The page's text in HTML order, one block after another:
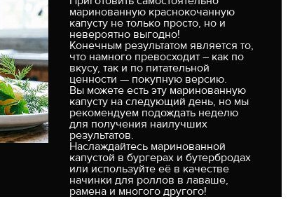
маринованную краснокочанную
капусту не только просто, но и
невероятно выгодно!
Конечным результатом является то,
что намного превосходит – как по
вкусу, так и по питательной
ценности — покупную версию.
Вы можете есть эту маринованную
капусту на следующий день, но мы
рекомендуем подождать неделю
для получения наилучших
результатов.
Наслаждайтесь маринованной
капустой в бургерах и бутербродах
или используйте её в качестве
начинки для роллов в лаваше,
рамена и многого другого!